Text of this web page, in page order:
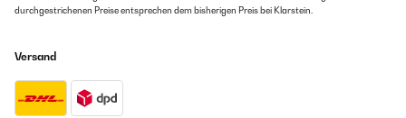
durchgestrichenen Preise entsprechen dem bisherigen Preis bei Klarstein.
Versand